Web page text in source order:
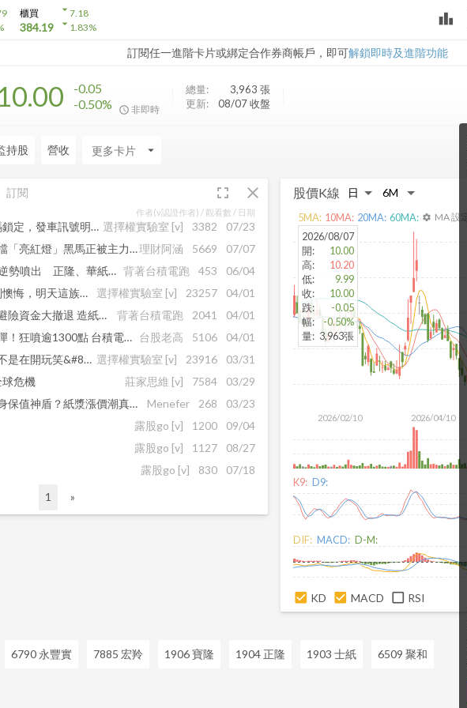
櫃買
384.19
arrow_drop_down7.18
arrow_drop_down1.83% leaderboard
訂閱任一進階卡片或綁定合作券商帳戶，即可解鎖即時及進階功能
社群
-0.05
-0.50%
非即時
總量: 3,963 張
更新:
08/07 收盤
持股 營收 arrow_drop_down
fullscreen close
訂閱
作者(v認證作者) / 觀看數 / 日期
AI伺服器狂噴9%，大戶籌碼鎖定，發車訊號明確！ 選擇權實驗室 [v] 3382
07/23
營收噴發＋法人掃貨！這幾檔「亮紅燈」黑馬正被主力認養理財阿涵 5669
07/07
資金不玩AI改追紙？造紙股逆勢噴出 正隆、華紙亮燈漲停 背著台積電跑 453
06/04
台股狂噴1,451點沒跟到？別懊悔，明天這族群還有機會...
選擇權實驗室 [v] 23257
04/01
愚人節沒開玩笑台股狂噴！避險資金大撤退 造紙股全綠華紙苦吞跌停
背著台積電跑 2041
04/01
停火消息引爆台股報復性反彈！狂噴逾1300點 台積電領軍記憶體、矽光子全面噴發 台股老高 5106
04/01
明天愚人節，但這幾支股票不是在開玩笑&#8943;&#8943;04/01 盤前必看） 選擇權實驗室 [v] 23916
03/31
危機
莊家思維 [v] 7584
03/29
台股大地震，造紙股逆勢變身保值神盾？紙漿漲價潮真的來了！
Menefer 268
03/23
露股go [v] 1200
09/04
露股go [v] 1127
08/27
露股go [v] 830 07/18
1 »
股價K線
2026/02/10 2026/04/10
2026/08/07
開:
10.00
高:
10.20
低:
9.99
收:
10.00
跌:
-0.05
幅:
-0.50%
量: 3,963張
5MA: 10MA: 20MA: 60MA: settings MA 設定
K9: D9:
DIF: MACD: D-M:
KD MACD RSI
6790 永豐實 7885 宏羚 1906 寶隆 1904 正隆 1903 士紙 6509 聚和